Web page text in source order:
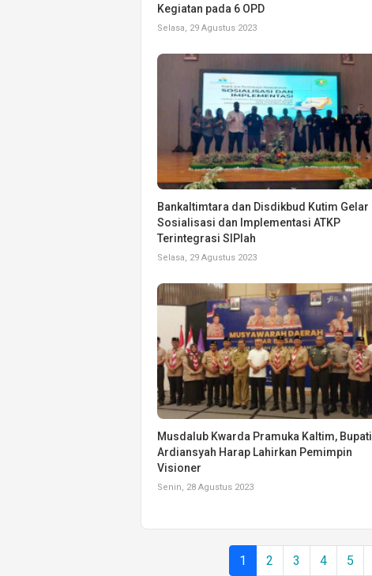
Kegiatan pada 6 OPD
Selasa, 29 Agustus 2023
Bankaltimtara dan Disdikbud Kutim Gelar
Sosialisasi dan Implementasi ATKP
Terintegrasi SIPlah
Selasa, 29 Agustus 2023
Musdalub Kwarda Pramuka Kaltim, Bupati
Ardiansyah Harap Lahirkan Pemimpin
Visioner
Senin, 28 Agustus 2023
1 2 3 4 5